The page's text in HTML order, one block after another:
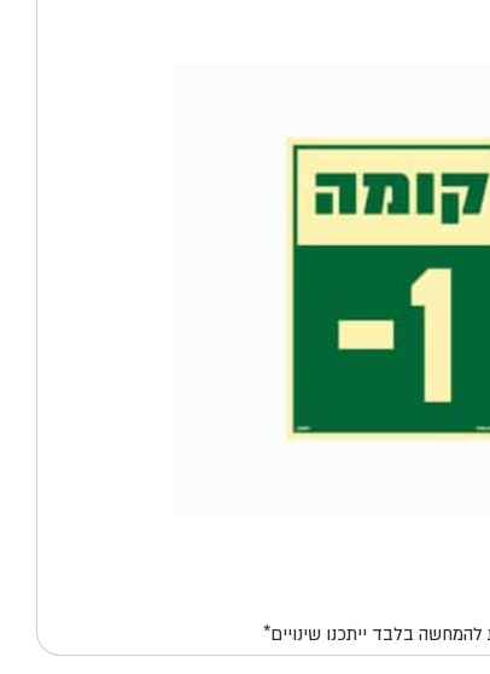
להמחשה בלבד ייתכנו שינויים